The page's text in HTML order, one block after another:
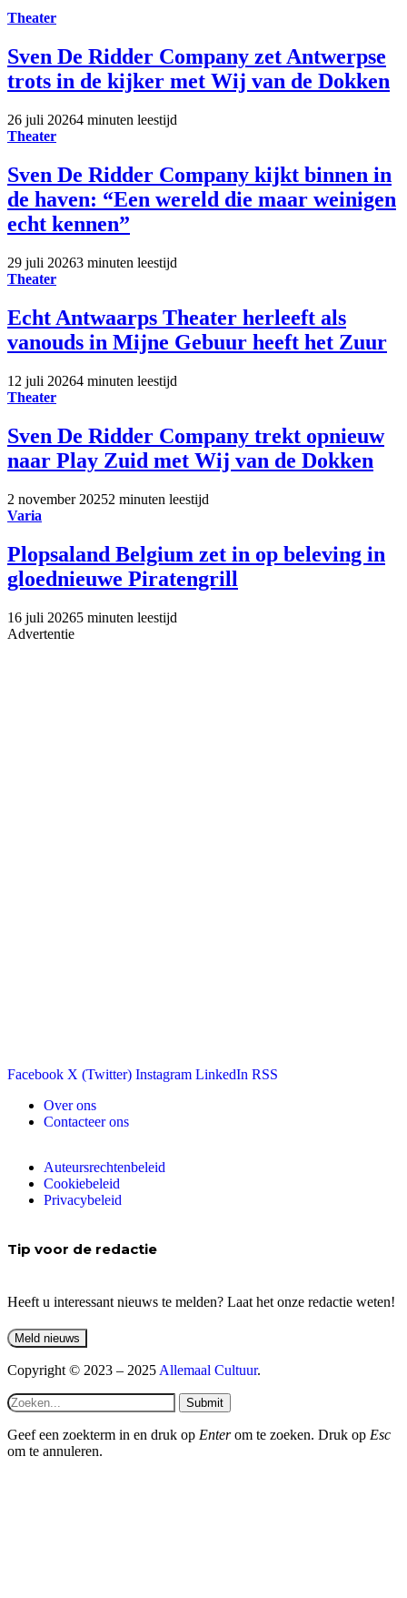
Theater
Sven De Ridder Company zet Antwerpse
trots in de kijker met Wij van de Dokken
26 juli 20264 minuten leestijd
Theater
Sven De Ridder Company kijkt binnen in
de haven: “Een wereld die maar weinigen
echt kennen”
29 juli 20263 minuten leestijd
Theater
Echt Antwaarps Theater herleeft als
vanouds in Mijne Gebuur heeft het Zuur
12 juli 20264 minuten leestijd
Theater
Sven De Ridder Company trekt opnieuw
naar Play Zuid met Wij van de Dokken
2 november 20252 minuten leestijd
Varia
Plopsaland Belgium zet in op beleving in
gloednieuwe Piratengrill
16 juli 20265 minuten leestijd
Advertentie
Facebook X (Twitter) Instagram LinkedIn RSS
Over ons
Contacteer ons
Auteursrechtenbeleid
Cookiebeleid
Privacybeleid
Tip voor de redactie
Heeft u interessant nieuws te melden? Laat het onze redactie weten!
Copyright © 2023 – 2025Allemaal Cultuur.
Submit
Geef een zoekterm in en druk op Enterom te zoeken. Druk op Esc
om te annuleren.